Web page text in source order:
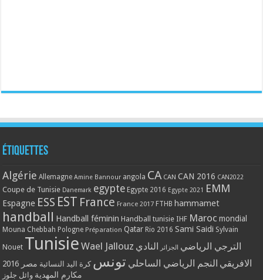
Étiquettes
Algérie Allemagne Amine Bannour angola CA CAN CAN 2016 CAN2022
Coupe de Tunisie Danemark egypte Egypte 2016 Egypte 2021 EMM
Espagne ESS EST France France 2017 FTHB hammamet
handball Handball féminin Handball tunisie IHF Maroc mondial
Mouna Chebbah Pologne Préparation Qatar Rio 2016 Sami Saidi Sylvain
Nouet Tunisie Wael Jallouz الترجي الرياضي الجزائر النادي
الافريقي النجم الرياضي الساحلي تونس كرة اليد النسائية مصر 2016
مكارم المهدية وائل جلوز